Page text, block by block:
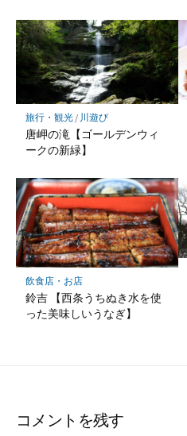
旅行・観光/ 川遊び
唐岬の滝【ゴールデンウィ
ークの新緑】
飲食店・お店
鈴吉 【西条うちぬき水を使
った美味しいうなぎ】
コメントを残す